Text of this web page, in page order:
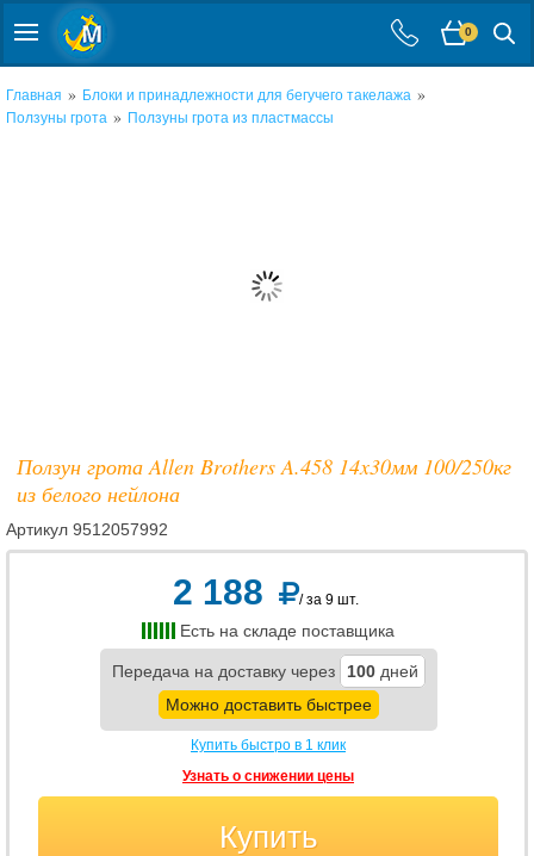
0
Главная » Блоки и принадлежности для бегучего такелажа »
Ползуны грота » Ползуны грота из пластмассы
Ползун грота Allen Brothers A.458 14x30мм 100/250кг
из белого нейлона
Артикул 9512057992
2 188 / за 9 шт.
Есть на складе поставщика
Передача на доставку через 100 дней
Можно доставить быстрее
Купить быстро в 1 клик
Узнать о снижении цены
Купить